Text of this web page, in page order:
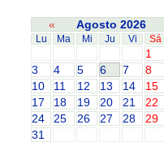
« Agosto 2026
Lu Ma Mi Ju Vi Sá
1
3
4 5 6 7 8
10
11 12 13 14 15
17
18 19 20 21 22
24
25 26 27 28 29
31